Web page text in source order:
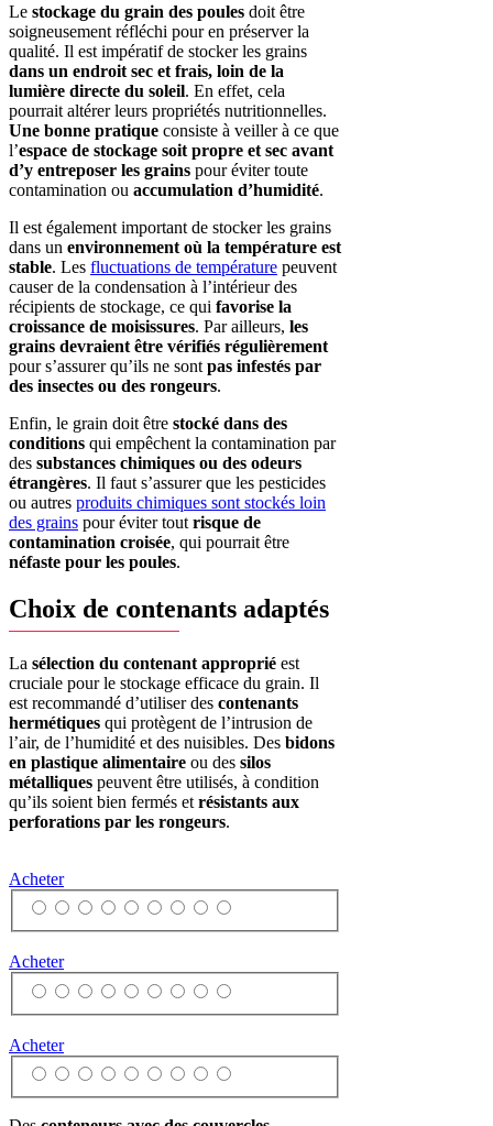
Le stockage du grain des poules doit être
soigneusement réfléchi pour en préserver la
qualité. Il est impératif de stocker les grains
dans un endroit sec et frais, loin de la
lumière directe du soleil. En effet, cela
pourrait altérer leurs propriétés nutritionnelles.
Une bonne pratique consiste à veiller à ce que
l’espace de stockage soit propre et sec avant
d’y entreposer les grains pour éviter toute
contamination ou accumulation d’humidité.
Il est également important de stocker les grains
dans un environnement où la température est
stable. Les fluctuations de température peuvent
causer de la condensation à l’intérieur des
récipients de stockage, ce qui favorise la
croissance de moisissures. Par ailleurs, les
grains devraient être vérifiés régulièrement
pour s’assurer qu’ils ne sont pas infestés par
des insectes ou des rongeurs.
Enfin, le grain doit être stocké dans des
conditions qui empêchent la contamination par
des substances chimiques ou des odeurs
étrangères. Il faut s’assurer que les pesticides
ou autres produits chimiques sont stockés loin
des grains pour éviter tout risque de
contamination croisée, qui pourrait être
néfaste pour les poules.
Choix de contenants adaptés
La sélection du contenant approprié est
cruciale pour le stockage efficace du grain. Il
est recommandé d’utiliser des contenants
hermétiques qui protègent de l’intrusion de
l’air, de l’humidité et des nuisibles. Des bidons
en plastique alimentaire ou des silos
métalliques peuvent être utilisés, à condition
qu’ils soient bien fermés et résistants aux
perforations par les rongeurs.
Acheter
Acheter
Acheter